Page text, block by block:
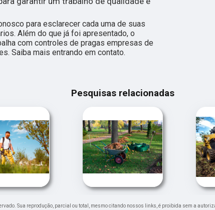
para esclarecer cada uma de suas
Além do que já foi apresentado, o
com controles de pragas empresas de
Saiba mais entrando em contato.
Pesquisas relacionadas
Sua reprodução, parcial ou total, mesmo citando nossos links, é proibida sem a